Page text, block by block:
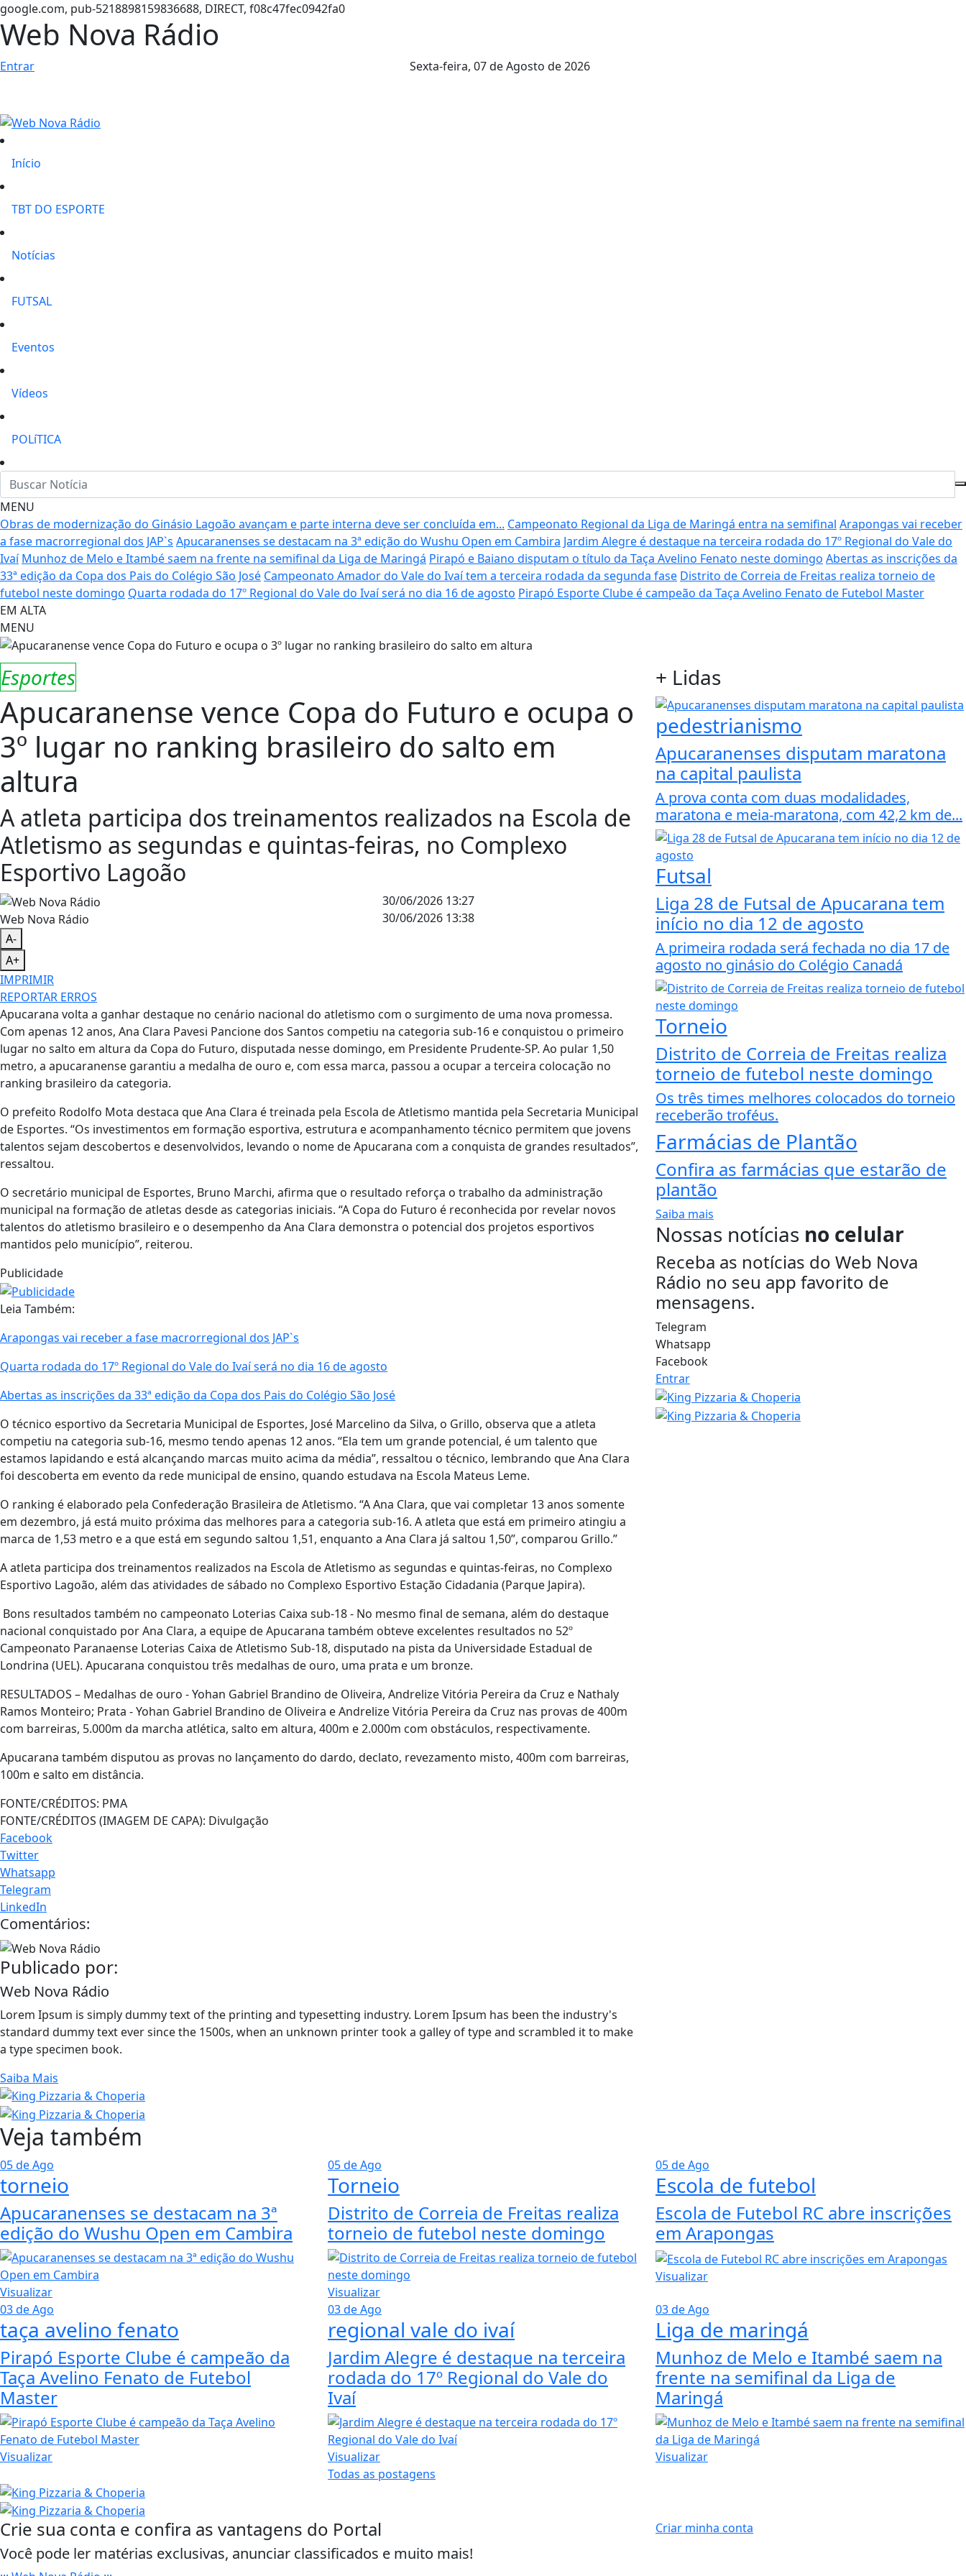
google.com, pub-5218898159836688, DIRECT, f08c47fec0942fa0
Web Nova Rádio
Entrar Sexta-feira, 07 de Agosto de 2026
Início
TBT DO ESPORTE
Notícias
FUTSAL
Eventos
Vídeos
POLíTICA
MENU
Obras de modernização do Ginásio Lagoão avançam e parte interna deve ser concluída em... Campeonato Regional da Liga de Maringá entra na semifinal Arapongas vai receber
a fase macrorregional dos JAP`s Apucaranenses se destacam na 3ª edição do Wushu Open em Cambira Jardim Alegre é destaque na terceira rodada do 17º Regional do Vale do
Ivaí Munhoz de Melo e Itambé saem na frente na semifinal da Liga de Maringá Pirapó e Baiano disputam o título da Taça Avelino Fenato neste domingo Abertas as inscrições da
33ª edição da Copa dos Pais do Colégio São José Campeonato Amador do Vale do Ivaí tem a terceira rodada da segunda fase Distrito de Correia de Freitas realiza torneio de
futebol neste domingo Quarta rodada do 17º Regional do Vale do Ivaí será no dia 16 de agosto Pirapó Esporte Clube é campeão da Taça Avelino Fenato de Futebol Master
EM ALTA
MENU
Esportes
Apucaranense vence Copa do Futuro e ocupa o
3º lugar no ranking brasileiro do salto em
altura
A atleta participa dos treinamentos realizados na Escola de
Atletismo as segundas e quintas-feiras, no Complexo
Esportivo Lagoão
Web Nova Rádio
30/06/2026 13:27
30/06/2026 13:38
A-
A+
IMPRIMIR
REPORTAR ERROS
Apucarana volta a ganhar destaque no cenário nacional do atletismo com o surgimento de uma nova promessa.
Com apenas 12 anos, Ana Clara Pavesi Pancione dos Santos competiu na categoria sub-16 e conquistou o primeiro
lugar no salto em altura da Copa do Futuro, disputada nesse domingo, em Presidente Prudente-SP. Ao pular 1,50
metro, a apucaranense garantiu a medalha de ouro e, com essa marca, passou a ocupar a terceira colocação no
ranking brasileiro da categoria.
O prefeito Rodolfo Mota destaca que Ana Clara é treinada pela Escola de Atletismo mantida pela Secretaria Municipal
de Esportes. “Os investimentos em formação esportiva, estrutura e acompanhamento técnico permitem que jovens
talentos sejam descobertos e desenvolvidos, levando o nome de Apucarana com a conquista de grandes resultados”,
ressaltou.
O secretário municipal de Esportes, Bruno Marchi, afirma que o resultado reforça o trabalho da administração
municipal na formação de atletas desde as categorias iniciais. “A Copa do Futuro é reconhecida por revelar novos
talentos do atletismo brasileiro e o desempenho da Ana Clara demonstra o potencial dos projetos esportivos
mantidos pelo município”, reiterou.
Publicidade
Leia Também:
Arapongas vai receber a fase macrorregional dos JAP`s
Quarta rodada do 17º Regional do Vale do Ivaí será no dia 16 de agosto
Abertas as inscrições da 33ª edição da Copa dos Pais do Colégio São José
O técnico esportivo da Secretaria Municipal de Esportes, José Marcelino da Silva, o Grillo, observa que a atleta
competiu na categoria sub-16, mesmo tendo apenas 12 anos. “Ela tem um grande potencial, é um talento que
estamos lapidando e está alcançando marcas muito acima da média”, ressaltou o técnico, lembrando que Ana Clara
foi descoberta em evento da rede municipal de ensino, quando estudava na Escola Mateus Leme.
O ranking é elaborado pela Confederação Brasileira de Atletismo. “A Ana Clara, que vai completar 13 anos somente
em dezembro, já está muito próxima das melhores para a categoria sub-16. A atleta que está em primeiro atingiu a
marca de 1,53 metro e a que está em segundo saltou 1,51, enquanto a Ana Clara já saltou 1,50”, comparou Grillo.”
A atleta participa dos treinamentos realizados na Escola de Atletismo as segundas e quintas-feiras, no Complexo
Esportivo Lagoão, além das atividades de sábado no Complexo Esportivo Estação Cidadania (Parque Japira).
Bons resultados também no campeonato Loterias Caixa sub-18 - No mesmo final de semana, além do destaque
nacional conquistado por Ana Clara, a equipe de Apucarana também obteve excelentes resultados no 52º
Campeonato Paranaense Loterias Caixa de Atletismo Sub-18, disputado na pista da Universidade Estadual de
Londrina (UEL). Apucarana conquistou três medalhas de ouro, uma prata e um bronze.
RESULTADOS – Medalhas de ouro - Yohan Gabriel Brandino de Oliveira, Andrelize Vitória Pereira da Cruz e Nathaly
Ramos Monteiro; Prata - Yohan Gabriel Brandino de Oliveira e Andrelize Vitória Pereira da Cruz nas provas de 400m
com barreiras, 5.000m da marcha atlética, salto em altura, 400m e 2.000m com obstáculos, respectivamente.
Apucarana também disputou as provas no lançamento do dardo, declato, revezamento misto, 400m com barreiras,
100m e salto em distância.
FONTE/CRÉDITOS: PMA
FONTE/CRÉDITOS (IMAGEM DE CAPA): Divulgação
Facebook
Twitter
Whatsapp
Telegram
LinkedIn
Comentários:
Publicado por:
Web Nova Rádio
Lorem Ipsum is simply dummy text of the printing and typesetting industry. Lorem Ipsum has been the industry's
standard dummy text ever since the 1500s, when an unknown printer took a galley of type and scrambled it to make
a type specimen book.
Saiba Mais
+ Lidas
pedestrianismo
Apucaranenses disputam maratona
na capital paulista
A prova conta com duas modalidades,
maratona e meia-maratona, com 42,2 km de...
Futsal
Liga 28 de Futsal de Apucarana tem
início no dia 12 de agosto
A primeira rodada será fechada no dia 17 de
agosto no ginásio do Colégio Canadá
Torneio
Distrito de Correia de Freitas realiza
torneio de futebol neste domingo
Os três times melhores colocados do torneio
receberão troféus.
Farmácias de Plantão
Confira as farmácias que estarão de
plantão
Saiba mais
Nossas notícias no celular
Receba as notícias do Web Nova
Rádio no seu app favorito de
mensagens.
Telegram
Whatsapp
Facebook
Entrar
Veja também
05 de Ago
torneio
Apucaranenses se destacam na 3ª
edição do Wushu Open em Cambira
Visualizar
05 de Ago
Torneio
Distrito de Correia de Freitas realiza
torneio de futebol neste domingo
Visualizar
05 de Ago
Escola de futebol
Escola de Futebol RC abre inscrições
em Arapongas
Visualizar
03 de Ago
taça avelino fenato
Pirapó Esporte Clube é campeão da
Taça Avelino Fenato de Futebol
Master
Visualizar
03 de Ago
regional vale do ivaí
Jardim Alegre é destaque na terceira
rodada do 17º Regional do Vale do
Ivaí
Visualizar
03 de Ago
Liga de maringá
Munhoz de Melo e Itambé saem na
frente na semifinal da Liga de
Maringá
Visualizar
Todas as postagens
Crie sua conta e confira as vantagens do Portal
Você pode ler matérias exclusivas, anunciar classificados e muito mais!
Criar minha conta